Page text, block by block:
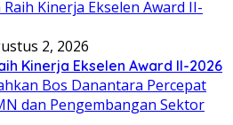
2, 2026
Kinerja Ekselen Award II-2026